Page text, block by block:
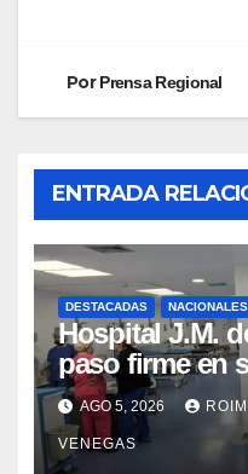
PorPrensa Regional
ENTRADA
DESTACADAS NACIONALES
Hospital J.M.
paso firme en
tras los
sísmicos
AGO 5, 2026
VENEGAS